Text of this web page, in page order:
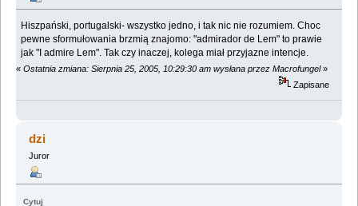
Hiszpański, portugalski- wszystko jedno, i tak nic nie rozumiem. Choc
pewne sformułowania brzmią znajomo: "admirador de Lem" to prawie
jak "I admire Lem". Tak czy inaczej, kolega miał przyjazne intencje.
« Ostatnia zmiana: Sierpnia 25, 2005, 10:29:30 am wysłana przez Macrofungel»
Zapisane
dzi
Juror
Cytuj